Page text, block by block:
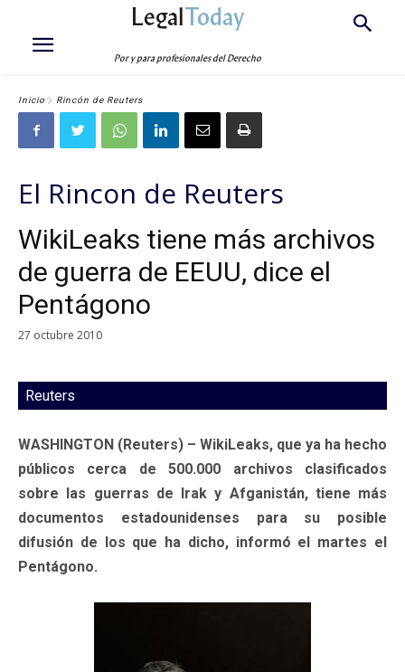
LegalToday
Por y para profesionales del Derecho
Inicio Rincón de Reuters
El Rincon de Reuters
WikiLeaks tiene más archivos
de guerra de EEUU, dice el
Pentágono
27 octubre 2010
Reuters
WASHINGTON (Reuters) – WikiLeaks, que ya ha hecho
públicos cerca de 500.000 archivos clasificados
sobre las guerras de Irak y Afganistán, tiene más
documentos estadounidenses para su posible
difusión de los que ha dicho, informó el martes el
Pentágono.